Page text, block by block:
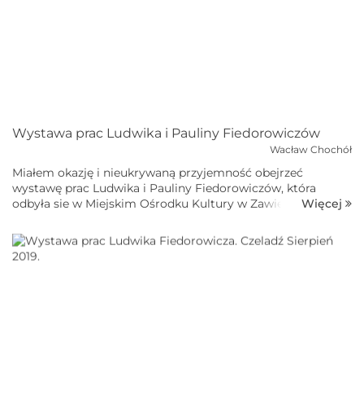
Wystawa prac Ludwika i Pauliny Fiedorowiczów
Wacław Chochół
Miałem okazję i nieukrywaną przyjemność obejrzeć
wystawę prac Ludwika i Pauliny Fiedorowiczów, która
odbyła sie w Miejskim Ośrodku Kultury w Zawierciu.
były tłem dla prac Ludwik...
Więcej